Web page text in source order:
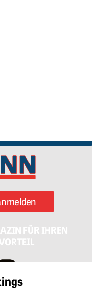
FÜR IHREN